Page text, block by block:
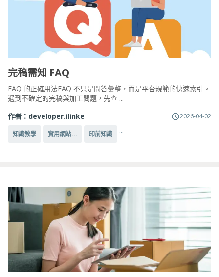
完稿需知 FAQ
FAQ 的正確用法FAQ 不只是問答彙整，而是平台規範的快速索引。
遇到不確定的完稿與加工問題，先查 ...
作者： developer.ilinke 2026-04-02
知識教學 實用網站... 印前知識 ...